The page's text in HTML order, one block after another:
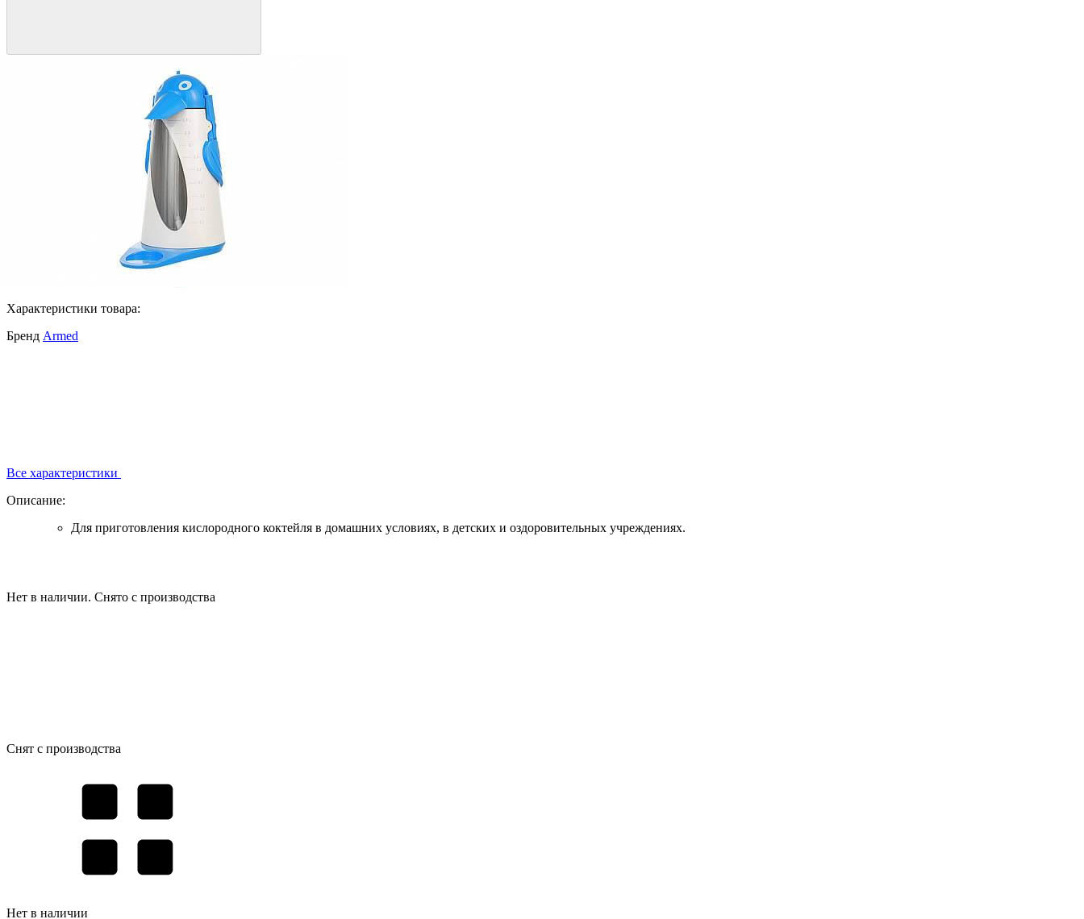
Характеристики товара:
Бренд Armed
Все характеристики
Описание:
Для приготовления кислородного коктейля в домашних условиях, в детских и оздоровительных учреждениях.
Нет в наличии. Снято с производства
Снят с производства
Нет в наличии